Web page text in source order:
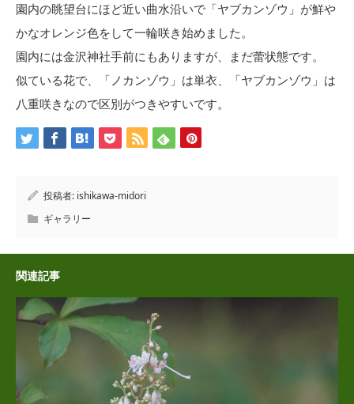
園内の眺望台にほど近い曲水沿いで「ヤブカンゾウ」が鮮や
かなオレンジ色をして一輪咲き始めました。
園内には金沢神社手前にもありますが、まだ蕾状態です。
似ている花で、「ノカンゾウ」は単衣、「ヤブカンゾウ」は
八重咲きなので区別がつきやすいです。
投稿者: ishikawa-midori
ギャラリー
関連記事